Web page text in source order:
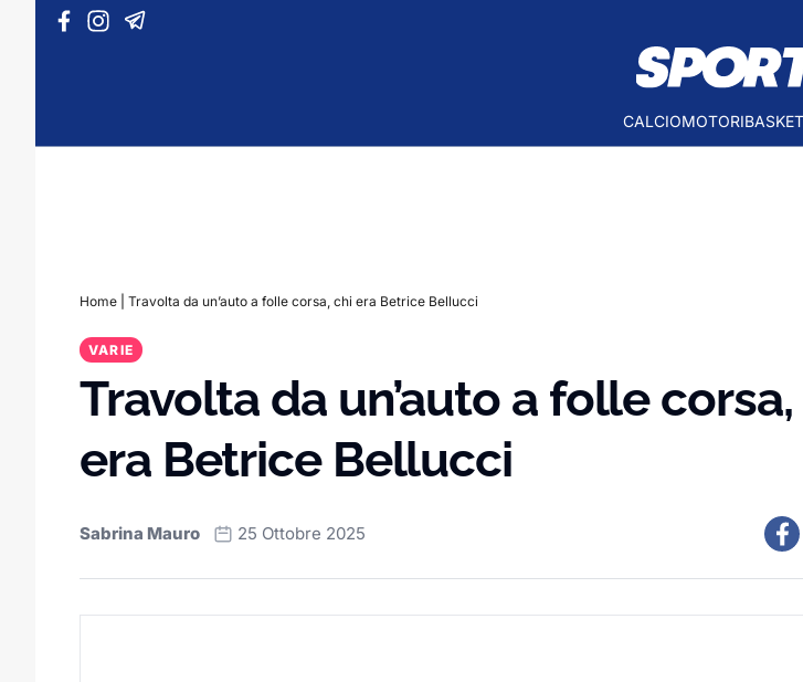
Vai al contenuto
CALCIOMOTORIBASKET
Home Travolta da un’auto a folle corsa, chi era Betrice Bellucci
VARIE
Travolta da un’auto a folle
era Betrice Bellucci
Sabrina Mauro 25 Ottobre 2025